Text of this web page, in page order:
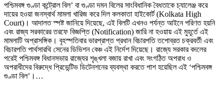
পশ্চিমবঙ্গ গুণ্ডা কন্ট্রোল বিল’ বা গুণ্ডা দমন বিলের সাংবিধানিক বৈধতাকে চ্যালেঞ্জ করে
দায়ের হওয়া জনস্বার্থ মামলা খারিজ করে দিল কলকাতা হাইকোর্ট (Kolkata High
Court)। আদালত স্পষ্ট জানিয়ে দিয়েছে, এই বিলটি এখনও পর্যন্ত আইনে পরিণত হয়নি
এবং রাজ্য সরকারের তরফে বিজ্ঞপ্তি (Notification) জারি না হওয়ায় এই মুহূর্তে এই
মামলাটি অপ্রাসঙ্গিক। বৃহস্পতিবার ভারপ্রাপ্ত প্রধান বিচারপতি তপোব্রত চক্রবর্তী এবং
বিচারপতি পার্থসারথি সেনের ডিভিশন বেঞ্চ এই নির্দেশ দিয়েছে। রাজ্যে সরকার বদলের
পরেই পশ্চিমবঙ্গ বিধানসভায় রাজ্যের শৃঙ্খলা বজায় রাখা এবং সংগঠিত অপরাধ ও
অপরাধীদের বিরুদ্ধে প্রিভেন্টিভ ডিটেনশনের ব্যবস্থা করতে পাশ হয়েছিল এই ‘পশ্চিমবঙ্গ
গুণ্ডা বিল’।…